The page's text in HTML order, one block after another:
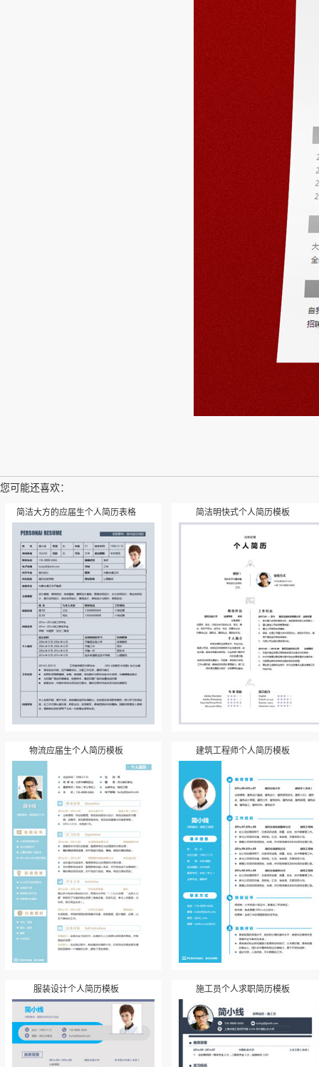
您可能还喜欢：
简洁大方的应届生个人简历表格 简洁明快式个人简历模板
物流应届生个人简历模板 建筑工程师个人简历模板
服装设计个人简历模板 施工员个人求职简历模板